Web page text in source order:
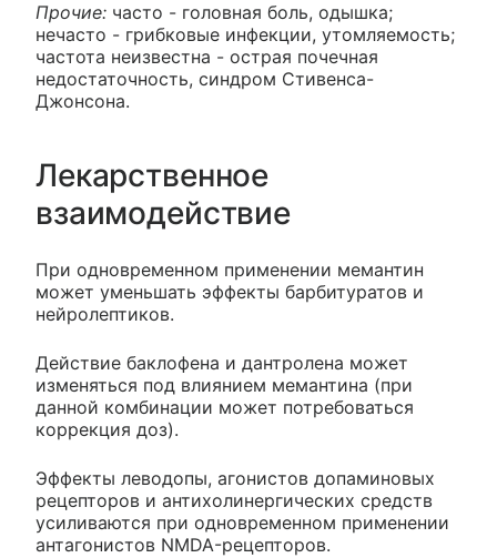
Прочие: часто - головная боль, одышка;
нечасто - грибковые инфекции, утомляемость;
частота неизвестна - острая почечная
недостаточность, синдром Стивенса-
Джонсона.
Лекарственное
взаимодействие
При одновременном применении мемантин
может уменьшать эффекты барбитуратов и
нейролептиков.
Действие баклофена и дантролена может
изменяться под влиянием мемантина (при
данной комбинации может потребоваться
коррекция доз).
Эффекты леводопы, агонистов допаминовых
рецепторов и антихолинергических средств
усиливаются при одновременном применении
антагонистов NMDA-рецепторов.